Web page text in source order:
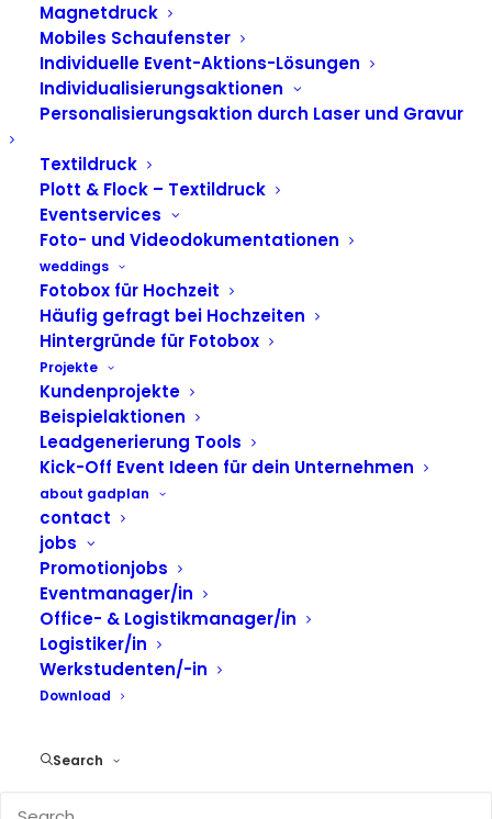
Magnetdruck
Mobiles Schaufenster
Individuelle Event-Aktions-Lösungen
Individualisierungsaktionen
Personalisierungsaktion durch Laser und Gravur
Textildruck
Plott & Flock – Textildruck
Eventservices
Foto- und Videodokumentationen
weddings
Fotobox für Hochzeit
Häufig gefragt bei Hochzeiten
Hintergründe für Fotobox
Projekte
Kundenprojekte
Beispielaktionen
Leadgenerierung Tools
Kick-Off Event Ideen für dein Unternehmen
about gadplan
contact
jobs
Promotionjobs
Eventmanager/in
Office- & Logistikmanager/in
Logistiker/in
Werkstudenten/-in
Download
Search
Erfolgreicher Abend bei
der Rent4Event
Miet&Greet-
Veranstaltung in
Düsseldorf mit unserem
Freeze Videotool
Ein unvergesslicher Abend erwartete die Gäste
derRent4Event
unser
anschließend zu einem Kurzvideo verarbeitet